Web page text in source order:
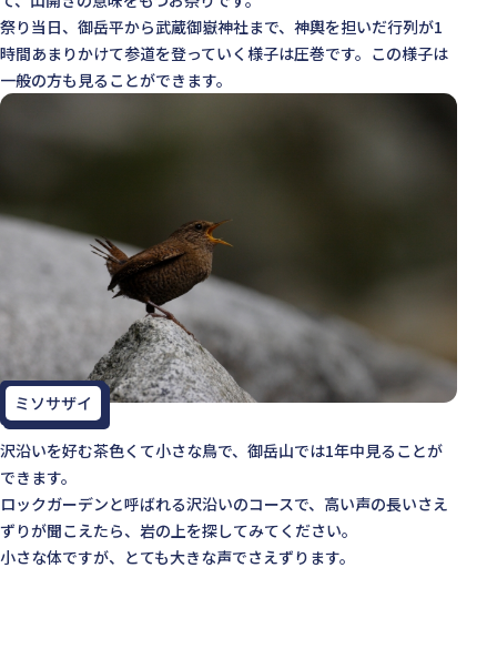
祭り当日、御岳平から武蔵御嶽神社まで、神輿を担いだ行列が1
時間あまりかけて参道を登っていく様子は圧巻です。この様子は
一般の方も見ることができます。
ミソサザイ
沢沿いを好む茶色くて小さな鳥で、御岳山では1年中見ることが
できます。
ロックガーデンと呼ばれる沢沿いのコースで、高い声の長いさえ
ずりが聞こえたら、岩の上を探してみてください。
小さな体ですが、とても大きな声でさえずります。